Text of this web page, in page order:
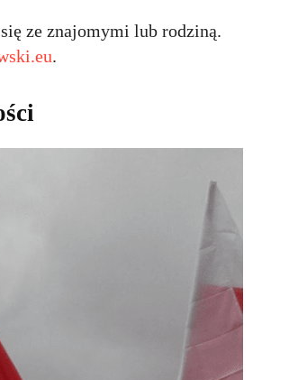
ze znajomymi lub rodziną.
.